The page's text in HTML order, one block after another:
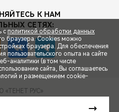
К НАМ
СЕТЯХ:
«ТЕНЕТ РУС»
с политикой обработки данных
браузера. Cookies можно
браузера. Для обеспечения
пользовательского опыта на сайте
аналитики (в том числе
сайта, Вы соглашаетесь
и размещением cookie-